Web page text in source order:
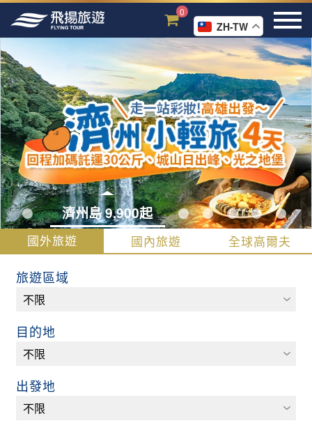
0
ZH-TW
濟州島 9,900起
國外旅遊 國內旅遊 全球高爾夫
旅遊區域
目的地
出發地